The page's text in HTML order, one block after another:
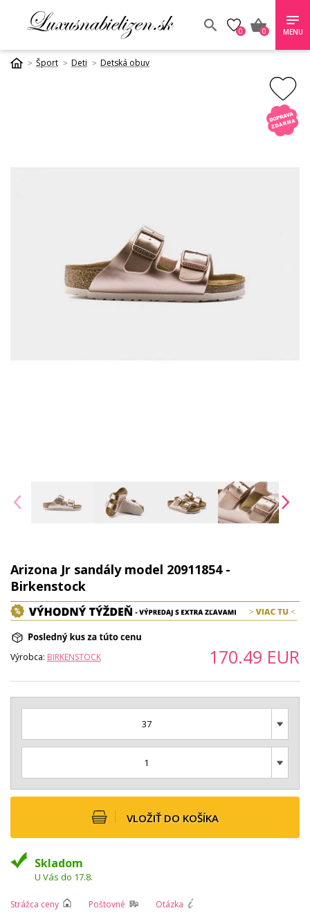
0 0 MENU
Šport Deti Detská obuv
Arizona Jr sandály model 20911854 -
Birkenstock
Výrobca: BIRKENSTOCK 170.49 EUR
37
1
VLOŽIŤ DO KOŠÍKA
Skladom
U Vás do 17.8.
Strážca ceny Poštovné Otázka